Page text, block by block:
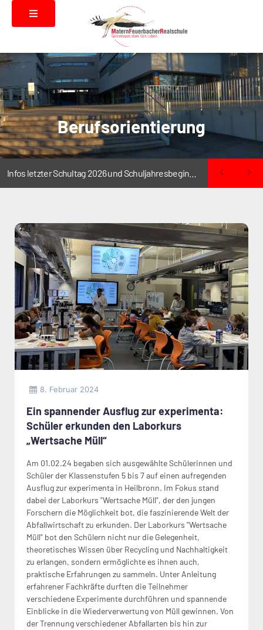
Berufsorientierung
8. Februar 2024
Ein spannender Ausflug zur experimenta:
Schüler erkunden den Laborkurs
„Wertsache Müll“
Am 01.02.24 begaben sich ausgewählte Schülerinnen und
Schüler der Klassenstufen 5 bis 7 auf einen aufregenden
Ausflug zur experimenta in Heilbronn. Im Fokus stand
dabei der Laborkurs "Wertsache Müll", der den jungen
Forschern die Möglichkeit bot, die faszinierende Welt der
Abfallwirtschaft zu erkunden. Der Laborkurs "Wertsache
Müll" bot den Schülern nicht nur die Gelegenheit,
theoretisches Wissen über Recycling und Nachhaltigkeit
zu erlangen, sondern ermöglichte es ihnen auch,
praktische Erfahrungen zu sammeln. Unter Anleitung
erfahrener Fachkräfte durften die Teilnehmer
verschiedene Experimente durchführen und spannende
Einblicke in die Wiederverwertung von Müll gewinnen. Von
der Trennung verschiedener Abfallarten bis hin zur